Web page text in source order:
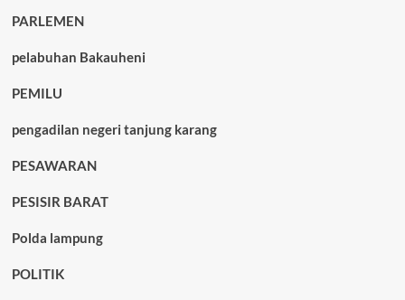
PARLEMEN
pelabuhan Bakauheni
PEMILU
pengadilan negeri tanjung karang
PESAWARAN
PESISIR BARAT
Polda lampung
POLITIK